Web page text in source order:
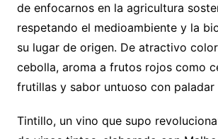
de enfocarnos en la agricultura
respetando el medioambiente y la
su lugar de origen. De atractivo
cebolla, aroma a frutos rojos como
frutillas y sabor untuoso con paladar
Tintillo, un vino que supo